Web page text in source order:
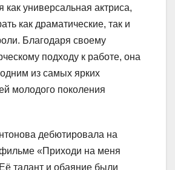
как универсальная актриса,
как драматические, так и
Благодаря своему
подходу к работе, она
из самых ярких
молодого поколения
дебютировала на
«Приходи на меня
талант и обаяние были